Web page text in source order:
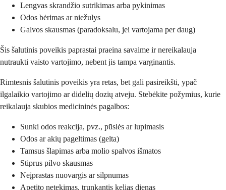
Lengvas skrandžio sutrikimas arba pykinimas
Odos bėrimas ar niežulys
Galvos skausmas (paradoksalu, jei vartojama per daug)
Šis šalutinis poveikis paprastai praeina savaime ir nereikalauja
nutraukti vaisto vartojimo, nebent jis tampa varginantis.
Rimtesnis šalutinis poveikis yra retas, bet gali pasireikšti, ypač
ilgalaikio vartojimo ar didelių dozių atveju. Stebėkite požymius, kurie
reikalauja skubios medicininės pagalbos:
Sunki odos reakcija, pvz., pūslės ar lupimasis
Odos ar akių pageltimas (gelta)
Tamsus šlapimas arba molio spalvos išmatos
Stiprus pilvo skausmas
Neįprastas nuovargis ar silpnumas
Apetito netekimas, trunkantis kelias dienas